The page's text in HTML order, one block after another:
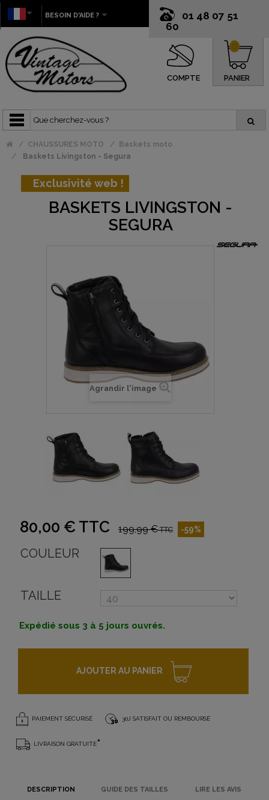
01 48 07 51
60
BESOIN D'AIDE ?
COMPTE PANIER
0
CHAUSSURES MOTO
Baskets moto
Baskets Livingston - Segura
Exclusivité web !
BASKETS LIVINGSTON -
SEGURA
Agrandir l'image
80,00 € TTC 199,99 €TTC -59%
COULEUR
TAILLE
Expédié sous 3 à 5 jours ouvrés.
AJOUTER AU PANIER
PAIEMENT SÉCURISÉ 30J SATISFAIT OU REMBOURSÉ
LIVRAISON GRATUITE*
DESCRIPTION GUIDE DES TAILLES LIRE LES AVIS